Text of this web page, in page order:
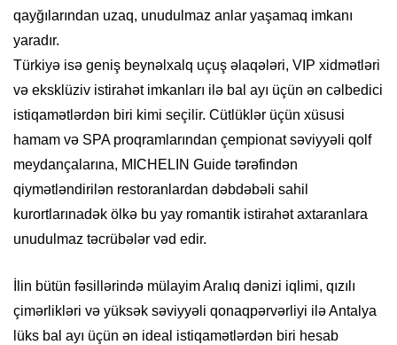
qayğılarından uzaq, unudulmaz anlar yaşamaq imkanı
yaradır.
Türkiyə isə geniş beynəlxalq uçuş əlaqələri, VIP xidmətləri
və eksklüziv istirahət imkanları ilə bal ayı üçün ən cəlbedici
istiqamətlərdən biri kimi seçilir. Cütlüklər üçün xüsusi
hamam və SPA proqramlarından çempionat səviyyəli qolf
meydançalarına, MICHELIN Guide tərəfindən
qiymətləndirilən restoranlardan dəbdəbəli sahil
kurortlarınadək ölkə bu yay romantik istirahət axtaranlara
unudulmaz təcrübələr vəd edir.
İlin bütün fəsillərində mülayim Aralıq dənizi iqlimi, qızılı
çimərlikləri və yüksək səviyyəli qonaqpərvərliyi ilə Antalya
lüks bal ayı üçün ən ideal istiqamətlərdən biri hesab